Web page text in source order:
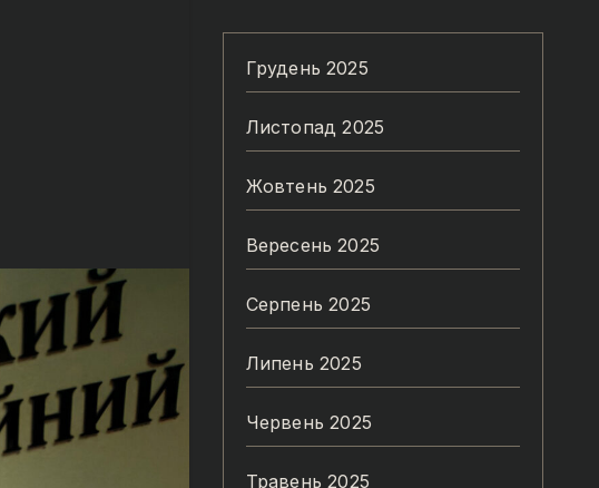
Грудень 2025
Листопад 2025
Жовтень 2025
Вересень 2025
Серпень 2025
Липень 2025
Червень 2025
Травень 2025